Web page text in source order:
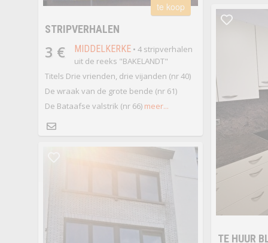
te koop
STRIPVERHALEN
3 € MIDDELKERKE• 4 stripverhalen
uit de reeks "BAKELANDT"
Titels Drie vrienden, drie vijanden (nr 40)
De wraak van de grote bende (nr 61)
De Bataafse valstrik (nr 66) meer...
TE HUUR